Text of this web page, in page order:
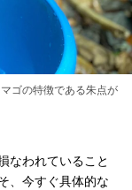
ゴの特徴である朱点が
なわれていること
、今すぐ具体的な